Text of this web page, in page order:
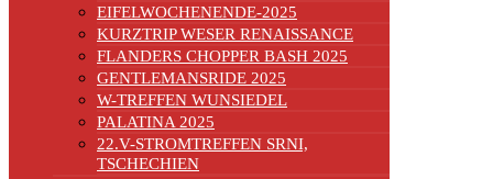
EIFELWOCHENENDE-2025
KURZTRIP WESER RENAISSANCE
FLANDERS CHOPPER BASH 2025
GENTLEMANSRIDE 2025
W-TREFFEN WUNSIEDEL
PALATINA 2025
22.V-STROMTREFFEN SRNI,
TSCHECHIEN